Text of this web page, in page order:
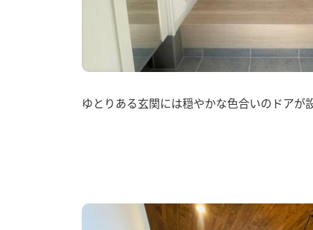
ゆとりある玄関には穏やかな色合いのドア